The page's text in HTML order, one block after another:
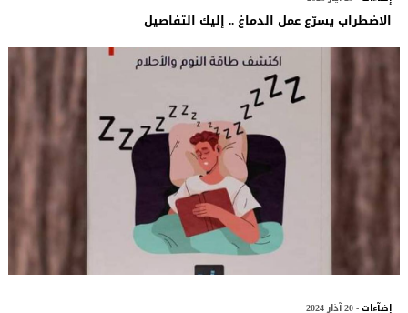
الاضطراب يسرّع عمل الدماغ .. إليك التفاصيل
إضآءات- 20 آذار 2024